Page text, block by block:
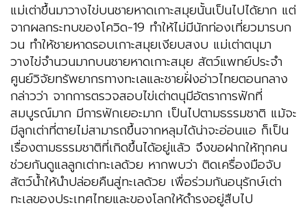
แม่เต่าขึ้นมาวางไข่บนชายหาดเกาะสมุยนั้นเป็นไปได้ยาก แต่
จากผลกระทบของโควิด-19 ทำให้ไม่มีนักท่องเที่ยวมารบก
วน ทำให้ชายหาดรอบเกาะสมุยเงียบสงบ แม่เต่าตนุมา
วางไข่จำนวนมากบนชายหาดเกาะสมุย สัตว์แพทย์ประจำ
ศูนย์วิจัยทรัพยากรทางทะเลและชายฝั่งอ่าวไทยตอนกลาง
กล่าวว่า จากการตรวจสอบไข่เต่าตนุมีอัตราการฟักที่
สมบูรณ์มาก มีการฟักเยอะมาก เป็นไปตามธรรมชาติ แม้จะ
มีลูกเต่าที่ตายไม่สามารถขึ้นจากหลุมได้น่าจะอ่อนแอ ก็เป็น
เรื่องตามธรรมชาติที่เกิดขึ้นได้อยู่แล้ว จึงขอฝากให้ทุกคน
ช่วยกันดูแลลูกเต่าทะเลด้วย หากพบว่า ติดเครื่องมือจับ
สัตว์น้ำให้นำปล่อยคืนสู่ทะเลด้วย เพื่อร่วมกันอนุรักษ์เต่า
ทะเลของประเทศไทยและของโลกให้ดำรงอยู่สืบไป